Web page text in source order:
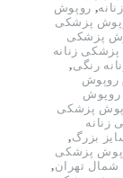
, روپوش
پزشکی
پزشکی
زنانه
رنگی,
روپوش
روپوش
پزشکی
زنانه
بزرگ,
پزشکی
تهران,